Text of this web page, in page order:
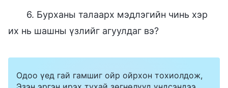
6. Бурханы талаарх мэдлэгийн чинь хэр
их нь шашны үзлийг агуулдаг вэ?
Одоо үед гай гамшиг ойр ойрхон тохиолдож,